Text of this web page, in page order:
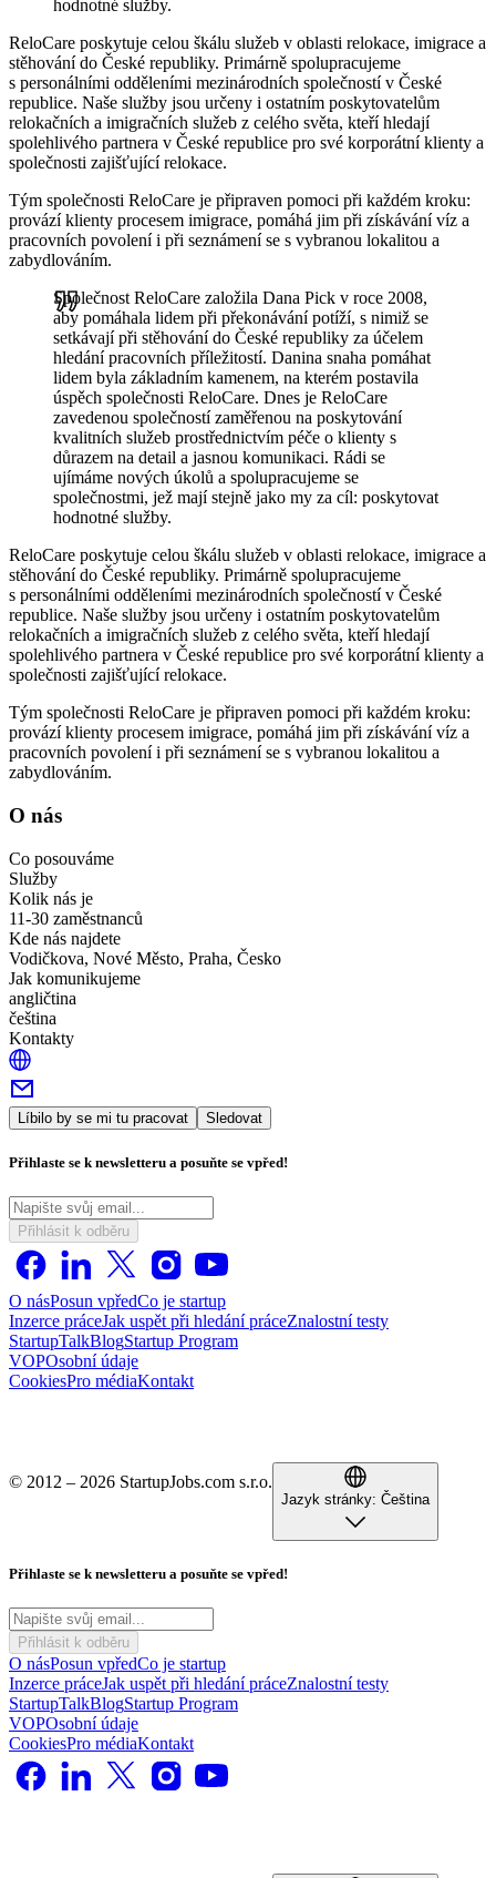
hodnotné služby.
ReloCare poskytuje celou škálu služeb v oblasti relokace, imigrace a
stěhování do České republiky. Primárně spolupracujeme
s personálními odděleními mezinárodních společností v České
republice. Naše služby jsou určeny i ostatním poskytovatelům
relokačních a imigračních služeb z celého světa, kteří hledají
spolehlivého partnera v České republice pro své korporátní klienty a
společnosti zajišťující relokace.
Tým společnosti ReloCare je připraven pomoci při každém kroku:
provází klienty procesem imigrace, pomáhá jim při získávání víz a
pracovních povolení i při seznámení se s vybranou lokalitou a
zabydlováním.
Společnost ReloCare založila Dana Pick v roce 2008,
aby pomáhala lidem při překonávání potíží, s nimiž se
setkávají při stěhování do České republiky za účelem
hledání pracovních příležitostí. Danina snaha pomáhat
lidem byla základním kamenem, na kterém postavila
úspěch společnosti ReloCare. Dnes je ReloCare
zavedenou společností zaměřenou na poskytování
kvalitních služeb prostřednictvím péče o klienty s
důrazem na detail a jasnou komunikaci. Rádi se
ujímáme nových úkolů a spolupracujeme se
společnostmi, jež mají stejně jako my za cíl: poskytovat
hodnotné služby.
ReloCare poskytuje celou škálu služeb v oblasti relokace, imigrace a
stěhování do České republiky. Primárně spolupracujeme
s personálními odděleními mezinárodních společností v České
republice. Naše služby jsou určeny i ostatním poskytovatelům
relokačních a imigračních služeb z celého světa, kteří hledají
spolehlivého partnera v České republice pro své korporátní klienty a
společnosti zajišťující relokace.
Tým společnosti ReloCare je připraven pomoci při každém kroku:
provází klienty procesem imigrace, pomáhá jim při získávání víz a
pracovních povolení i při seznámení se s vybranou lokalitou a
zabydlováním.
O nás
Co posouváme
Služby
Kolik nás je
11-30 zaměstnanců
Kde nás najdete
Vodičkova, Nové Město, Praha, Česko
Jak komunikujeme
angličtina
čeština
Kontakty
Líbilo by se mi tu pracovat Sledovat
Přihlaste se k newsletteru a posuňte se vpřed!
Přihlásit k odběru
O násPosun vpředCo je startup
Inzerce práceJak uspět při hledání práceZnalostní testy
StartupTalkBlogStartup Program
VOPOsobní údaje
CookiesPro médiaKontakt
© 2012 – 2026 StartupJobs.com s.r.o.
Jazyk stránky: Čeština
Přihlaste se k newsletteru a posuňte se vpřed!
Přihlásit k odběru
O násPosun vpředCo je startup
Inzerce práceJak uspět při hledání práceZnalostní testy
StartupTalkBlogStartup Program
VOPOsobní údaje
CookiesPro médiaKontakt